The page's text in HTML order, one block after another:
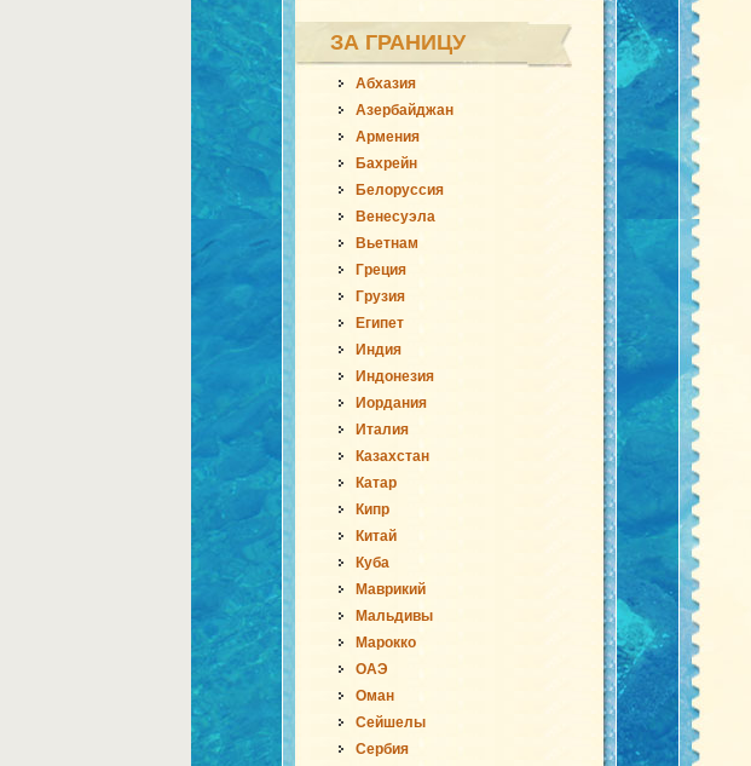
ЗА ГРАНИЦУ
Абхазия
Азербайджан
Армения
Бахрейн
Белоруссия
Венесуэла
Вьетнам
Греция
Грузия
Египет
Индия
Индонезия
Иордания
Италия
Казахстан
Катар
Кипр
Китай
Куба
Маврикий
Мальдивы
Марокко
ОАЭ
Оман
Сейшелы
Сербия